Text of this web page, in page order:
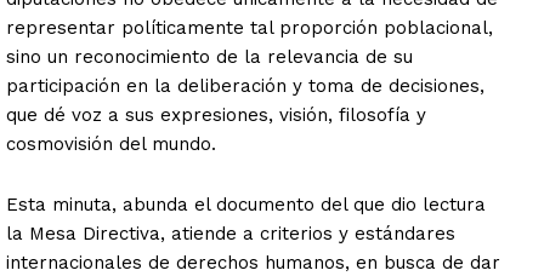
representar políticamente tal proporción poblacional,
sino un reconocimiento de la relevancia de su
participación en la deliberación y toma de decisiones,
que dé voz a sus expresiones, visión, filosofía y
cosmovisión del mundo.
Esta minuta, abunda el documento del que dio lectura
la Mesa Directiva, atiende a criterios y estándares
internacionales de derechos humanos, en busca de dar